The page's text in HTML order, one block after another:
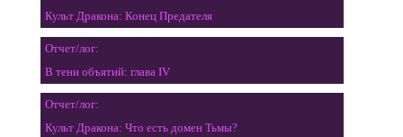
Культ Дракона: Конец Предателя
Отчет/лог:
В тени объятий: глава IV
Отчет/лог:
Культ Дракона: Что есть домен Тьмы?